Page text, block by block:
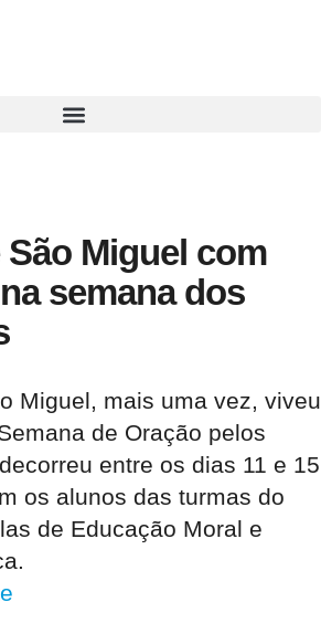
Miguel com
semana dos
Miguel, mais uma vez, viveu
de Oração pelos
entre os dias 11 e 15
os alunos das turmas do
de Educação Moral e